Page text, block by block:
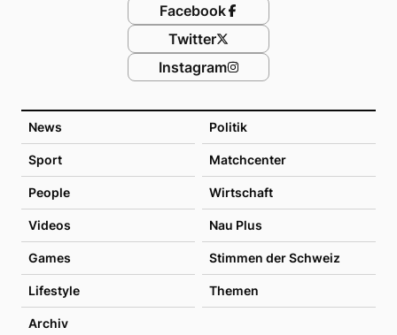
News Politik
Sport Matchcenter
People Wirtschaft
Videos Nau Plus
Games Stimmen der Schweiz
Lifestyle Themen
Archiv
Facebook
Twitter
Instagram